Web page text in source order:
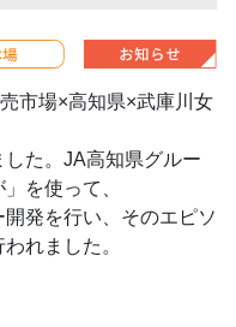
市場×高知県×武庫川女
た。JA高知県グルー
を使って、
発を行い、そのエピソ
れました。